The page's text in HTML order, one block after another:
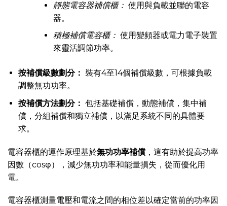
靜態電容器補償櫃： 使用與負載並聯的電容
器。
積極補償電容櫃： 使用變頻器或電力電子裝置
來靈活調節功率。
按補償級數劃分： 裝有4至14個補償級數，可根據負載
調整無功功率。
按補償方法劃分： 包括基礎補償，動態補償，集中補
償，分組補償和獨立補償，以滿足系統不同的具體要
求。
電容器櫃的運作原理基於無功功率補償 ，這有助於提高功率
因數（cosφ），減少無功功率和能量損失，從而優化用
電。
電容器櫃測量電壓和電流之間的相位差以確定當前的功率因